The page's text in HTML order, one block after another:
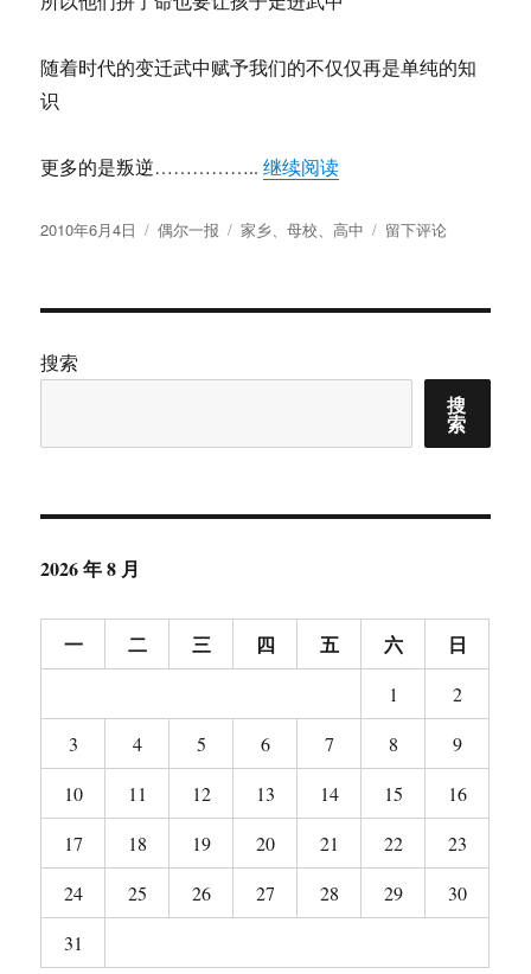
随着时代的变迁武中赋予我们的不仅仅再是单纯的知
识
更多的是叛逆……………..继续阅读“我们是来自武中的孩
发
2010年6月4日
分
偶尔一报
标
家乡、母校、高中
于
是
武
孩
留下评论
搜索
搜
索
2026 年 8 月
一 二 三 四 五 六 日
1
2
3
4 5 6 7 8
9
10
11 12 13 14 15
16
17
18 19 20 21 22
23
24
25 26 27 28 29
30
31